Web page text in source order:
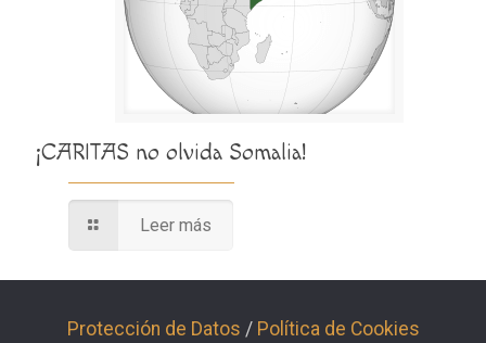
¡CARITAS no olvida Somalia!
Leer más
Protección de Datos / Política de Cookies